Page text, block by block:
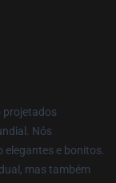
projetados
Nós
e bonitos.
mas também